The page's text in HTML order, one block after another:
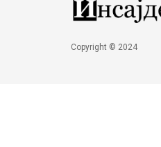
Copyright © 2024